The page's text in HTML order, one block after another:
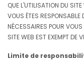
QUE L'UTILISATION DU
VOUS ÊTES RESPONSABLE
NÉCESSAIRES POUR
SITE WEB EST EXEMPT DE
Limite de